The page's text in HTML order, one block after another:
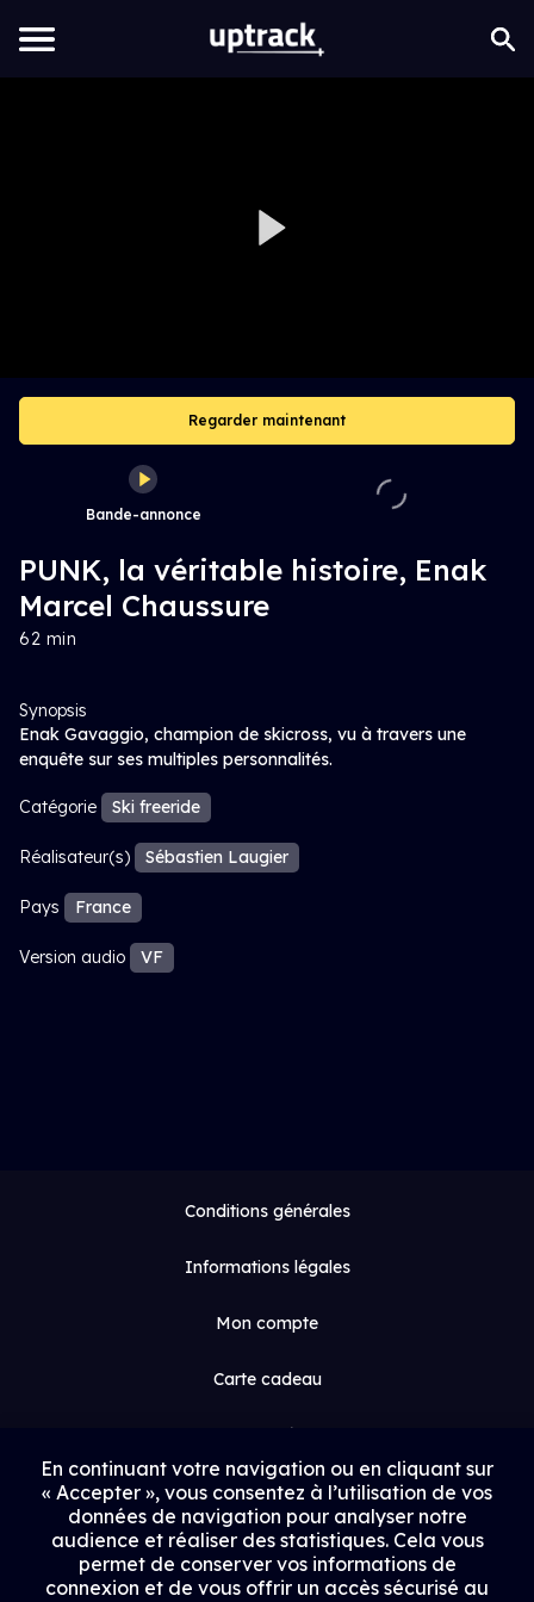
Regarder maintenant
Bande-annonce
PUNK, la véritable histoire, Enak
Marcel Chaussure
62 min
Synopsis
Enak Gavaggio, champion de skicross, vu à travers une
enquête sur ses multiples personnalités.
Catégorie Ski freeride
Réalisateur(s) Sébastien Laugier
Pays France
Version audio VF
Conditions générales
Informations légales
Mon compte
Carte cadeau
Espace médias
Contact
Proposer un film
En continuant votre navigation ou en cliquant sur
« Accepter », vous consentez à l’utilisation de vos
données de navigation pour analyser notre
audience et réaliser des statistiques. Cela vous
permet de conserver vos informations de
connexion et de vous offrir un accès sécurisé au